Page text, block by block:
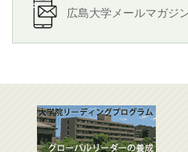
広島大学メールマガジ